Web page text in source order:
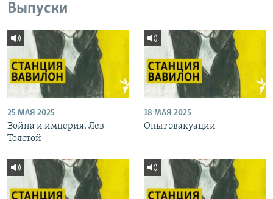
Выпуски
25 МАЯ 2025
Война и империя. Лев
Толстой
18 МАЯ 2025
Опыт эвакуации